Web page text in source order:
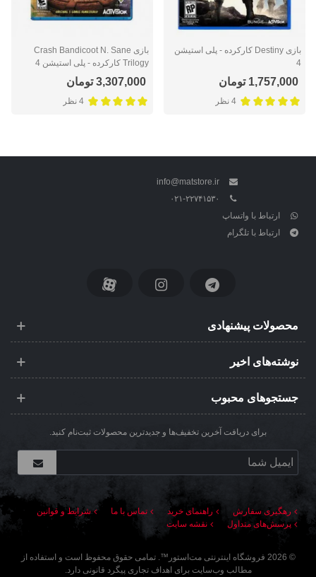
بازی Destiny کارکرده - پلی استیشن
4
1,757,000 تومان
4 نظر
بازی Crash Bandicoot N. Sane
Trilogy کارکرده - پلی استیشن 4
3,307,000 تومان
4 نظر
info@matstore.ir
۰۲۱-۲۲۷۴۱۵۳۰
ارتباط با واتساپ
ارتباط با تلگرام
محصولات پیشنهادی
نوشته‌های اخیر
جستجوهای محبوب
برای دریافت آخرین تخفیف‌ها و جدیدترین محصولات ثبت‌نام کنید.
رهگیری سفارش راهنمای خرید تماس با ما
شرایط و قوانین
پرسش‌های متداول
نقشه سایت
©
2026 فروشگاه اینترنتی مت‌استور ™. تمامی حقوق محفوظ است و استفاده از
مطالب وب‌سایت برای اهداف تجاری پیگرد قانونی دارد.